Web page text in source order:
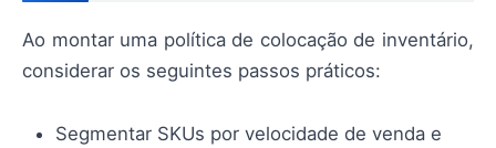
Ao montar uma política de colocação de inventário,
considerar os seguintes passos práticos:
Segmentar SKUs por velocidade de venda e